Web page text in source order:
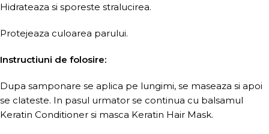
Hidrateaza si sporeste stralucirea.
Protejeaza culoarea parului.
Instructiuni de folosire:
Dupa samponare se aplica pe lungimi, se maseaza si apoi
se clateste. In pasul urmator se continua cu balsamul
Keratin Conditioner si masca Keratin Hair Mask.